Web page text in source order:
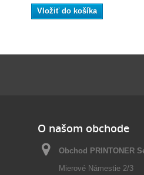
Vložiť do košíka
O našom obchode
Obchod PRINTONER
Mierové Námestie 2/3